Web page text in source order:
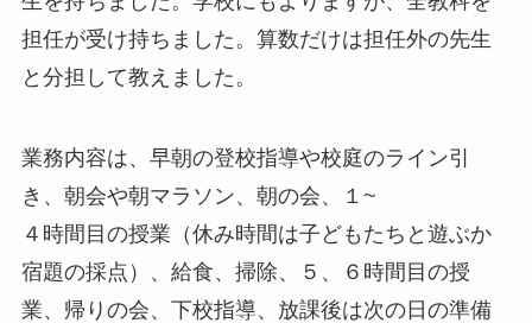
担任が受け持ちました。算数だけは担任外の先生
と分担して教えました。
業務内容は、早朝の登校指導や校庭のライン引
き、朝会や朝マラソン、朝の会、１~
４時間目の授業（休み時間は子どもたちと遊ぶか
宿題の採点）、給食、掃除、５、６時間目の授
業、帰りの会、下校指導、放課後は次の日の準備